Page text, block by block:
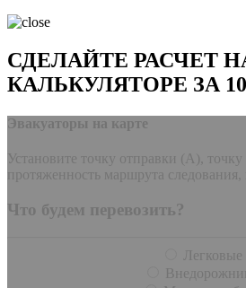
СДЕЛАЙТЕ РАСЧЕТ
КАЛЬКУЛЯТОРЕ ЗА
Эвакуаторы на карте
Установите точку отправки (А),
протяженность маршрута следования,
Что будем перевозить?
Легковые